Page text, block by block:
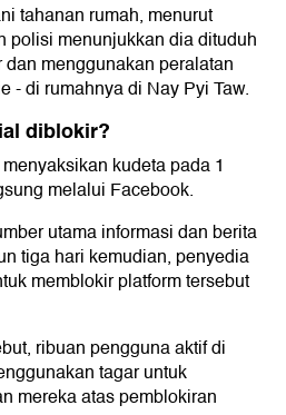
tahanan rumah, menurut
polisi menunjukkan dia dituduh
menggunakan peralatan
- di rumahnya di Nay Pyi Taw.
diblokir?
kudeta pada 1
melalui Facebook.
utama informasi dan berita
tiga hari kemudian, penyedia
memblokir platform tersebut
ribuan pengguna aktif di
tagar untuk
mereka atas pemblokiran